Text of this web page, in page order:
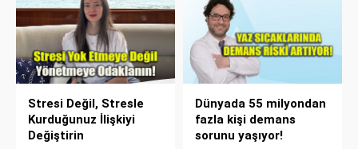
Stresi Değil, Stresle
Kurduğunuz İlişkiyi
Değiştirin
Dünyada 55 milyondan
fazla kişi demans
sorunu yaşıyor!